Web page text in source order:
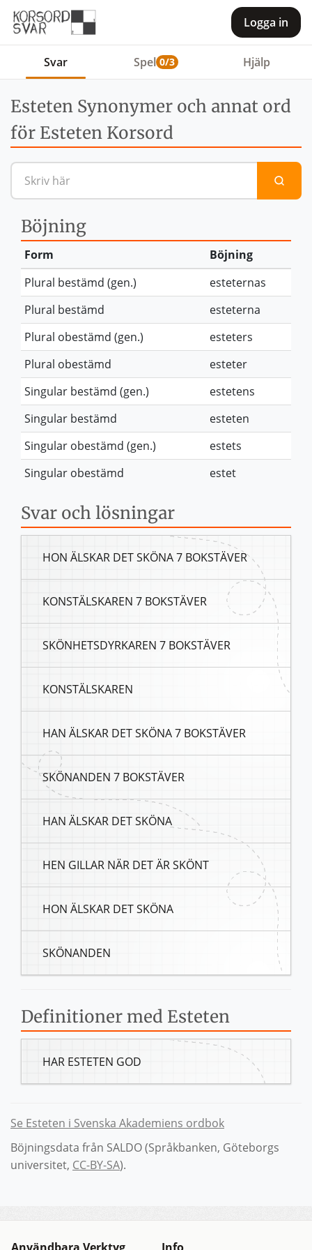
Logga in
Svar Spel 0/3 Hjälp
Esteten Synonymer och annat ord
för Esteten Korsord
Böjning
Form
Böjning
Plural bestämd (gen.)
esteternas
Plural bestämd
esteterna
Plural obestämd (gen.)
esteters
Plural obestämd
esteter
Singular bestämd (gen.)
estetens
Singular bestämd
esteten
Singular obestämd (gen.)
estets
Singular obestämd
estet
Svar och lösningar
HON ÄLSKAR DET SKÖNA 7 BOKSTÄVER
KONSTÄLSKAREN 7 BOKSTÄVER
SKÖNHETSDYRKAREN 7 BOKSTÄVER
KONSTÄLSKAREN
HAN ÄLSKAR DET SKÖNA 7 BOKSTÄVER
SKÖNANDEN 7 BOKSTÄVER
HAN ÄLSKAR DET SKÖNA
HEN GILLAR NÄR DET ÄR SKÖNT
HON ÄLSKAR DET SKÖNA
SKÖNANDEN
Definitioner med Esteten
HAR ESTETEN GOD
Se Esteten i Svenska Akademiens ordbok
Böjningsdata från SALDO (Språkbanken, Göteborgs
universitet, CC-BY-SA).